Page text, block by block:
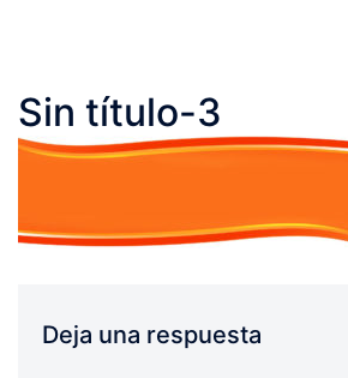
Sin título-3
Deja una respuesta